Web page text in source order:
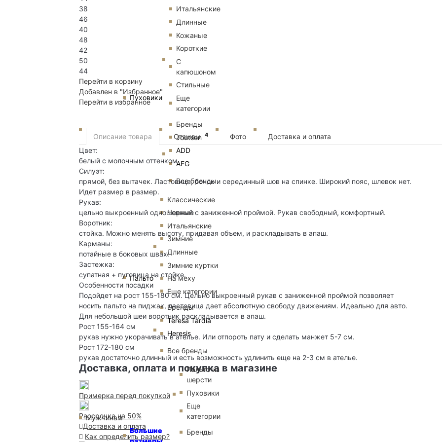
Мужчинам
Пуховики
Итальянские
Длинные
Кожаные
Короткие
С
капюшоном
Стильные
Еще
категории
Бренды
Joutsen
ADD
AFG
Все бренды
Пальто
Классические
Черные
Итальянские
Зимние
Длинные
Зимние куртки
На меху
Еще категории
Бренды
Teresa Tardia
Heresis
Все бренды
Большие
Пальто из
шерсти
Пуховики
Еще
категории
Бренды
38
46
40
48
42
50
44
Перейти в корзину
Добавлен в "Избранное"
Перейти в избранное
Описание товара Отзывы 4 Фото
Доставка и оплата
Цвет:
белый с молочным оттенком
Силуэт:
прямой, без вытачек. Ластовица, бочок и серединный шов на спинке. Широкий пояс, шлевок нет.
Идет размер в размер.
Рукав:
цельно выкроенный одношовный с заниженной проймой. Рукав свободный, комфортный.
Воротник:
стойка. Можно менять высоту, придавая объем, и раскладывать в апаш.
Карманы:
потайные в боковых швах.
Застежка:
супатная + пуговица на стойке.
Особенности посадки
Подойдет на рост 155-180 см. Цельно выкроенный рукав с заниженной проймой позволяет
носить пальто на пиджак, ластовица дает абсолютную свободу движениям. Идеально для авто.
Для небольшой шеи воротник раскладывается в апаш.
Рост 155-164 см
рукав нужно укорачивать в ателье. Или отпороть пату и сделать манжет 5-7 см.
Рост 172-180 см
рукав достаточно длинный и есть возможность удлинить еще на 2-3 см в ателье.
Доставка, оплата и покупка в магазине
Примерка перед покупкой
Рассрочка на 50%
Доставка и оплата
Как определить размер?